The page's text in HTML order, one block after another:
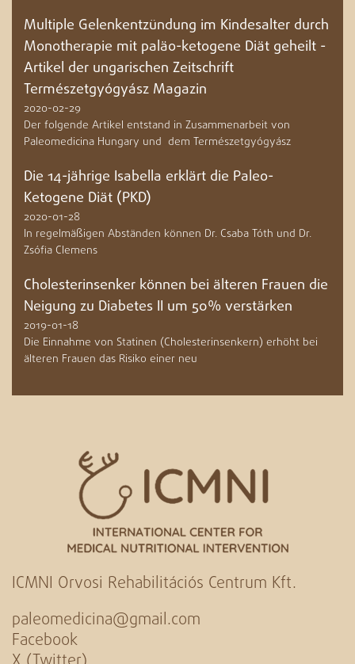
Multiple Gelenkentzündung im Kindesalter durch
Monotherapie mit paläo-ketogene Diät geheilt -
Artikel der ungarischen Zeitschrift
Természetgyógyász Magazin
2020-02-29
Der folgende Artikel entstand in Zusammenarbeit von
Paleomedicina Hungary und dem Természetgyógyász
Die 14-jährige Isabella erklärt die Paleo-
Ketogene Diät (PKD)
2020-01-28
In regelmäßigen Abständen können Dr. Csaba Tóth und Dr.
Zsófia Clemens
Cholesterinsenker können bei älteren Frauen die
Neigung zu Diabetes II um 50% verstärken
2019-01-18
Die Einnahme von Statinen (Cholesterinsenkern) erhöht bei
älteren Frauen das Risiko einer neu
ICMNI Orvosi Rehabilitációs Centrum Kft.
paleomedicina@gmail.com
Facebook